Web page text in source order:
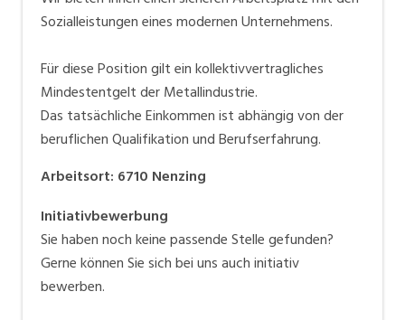
Sozialleistungen eines modernen Unternehmens.
Für diese Position gilt ein kollektivvertragliches
Mindestentgelt der Metallindustrie.
Das tatsächliche Einkommen ist abhängig von der
beruflichen Qualifikation und Berufserfahrung.
Arbeitsort: 6710 Nenzing
Initiativbewerbung
Sie haben noch keine passende Stelle gefunden?
Gerne können Sie sich bei uns auch initiativ
bewerben.